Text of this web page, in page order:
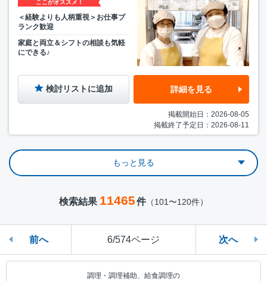
ここがオススメ！
＜経験よりも人柄重視＞お仕事ブ
ランク歓迎
家庭と両立＆シフトの相談も気軽
にできる♪
検討リストに追加 詳細を見る
掲載開始日：2026-08-05
掲載終了予定日：2026-08-11
もっと見る
検索結果 11465件（101〜120件）
前へ 6/574ページ 次へ
調理・調理補助、給食調理の